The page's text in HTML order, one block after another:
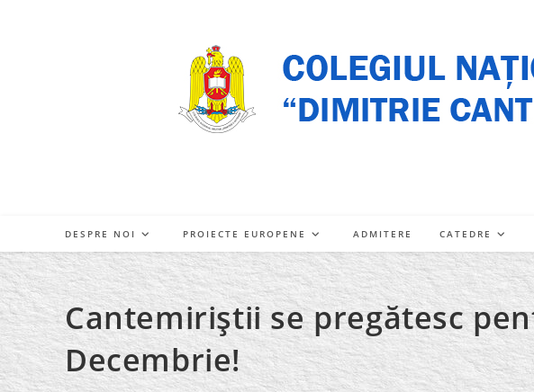
DESPRE NOI PROIECTE EUROPENE ADMITERE CATEDRE
Cantemiriştii se pregătesc
Decembrie!